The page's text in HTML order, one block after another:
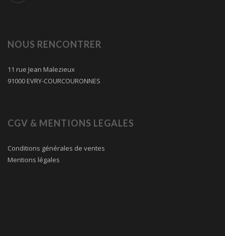
NOUS RENCONTRER
11 rue Jean Malezieux
91000 EVRY-COURCOURONNES
CGV & MENTIONS LEGALES
Conditions générales de ventes
Mentions légales